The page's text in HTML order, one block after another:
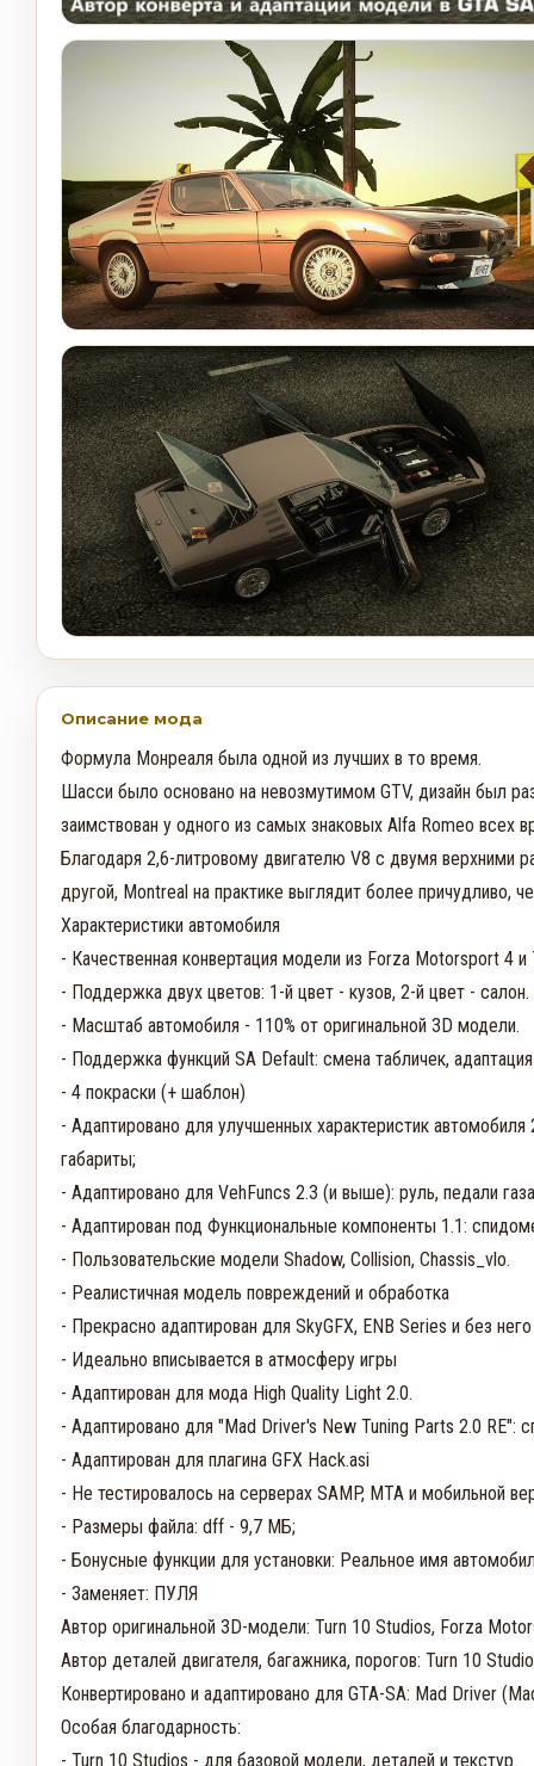
Описание мода
Формула Монреаля была одной из лучших в то время.
Шасси было основано на невозмутимом GTV, дизайн был
заимствован у одного из самых знаковых Alfa Romeo всех
Благодаря 2,6-литровому двигателю V8 с двумя верхними
другой, Montreal на практике выглядит более причудливо,
Характеристики автомобиля
- Качественная конвертация модели из Forza Motorsport 4 и
- Поддержка двух цветов: 1-й цвет - кузов, 2-й цвет - салон.
- Масштаб автомобиля - 110% от оригинальной 3D модели.
- Поддержка функций SA Default: смена табличек,
- 4 покраски (+ шаблон)
- Адаптировано для улучшенных характеристик
габариты;
- Адаптировано для VehFuncs 2.3 (и выше): руль, педали
- Адаптирован под Функциональные компоненты 1.1:
- Пользовательские модели Shadow, Collision, Chassis_vlo.
- Реалистичная модель повреждений и обработка
- Прекрасно адаптирован для SkyGFX, ENB Series и без него
- Идеально вписывается в атмосферу игры
- Адаптирован для мода High Quality Light 2.0.
- Адаптировано для "Mad Driver's New Tuning Parts 2.0 RE":
- Адаптирован для плагина GFX Hack.asi
- Не тестировалось на серверах SAMP, MTA и мобильной
- Размеры файла: dff - 9,7 МБ;
- Бонусные функции для установки: Реальное имя
- Заменяет: ПУЛЯ
Автор оригинальной 3D-модели: Turn 10 Studios, Forza
Автор деталей двигателя, багажника, порогов: Turn 10
Конвертировано и адаптировано для GTA-SA: Mad Driver
Особая благодарность:
- Turn 10 Studios - для базовой модели, деталей и текстур.